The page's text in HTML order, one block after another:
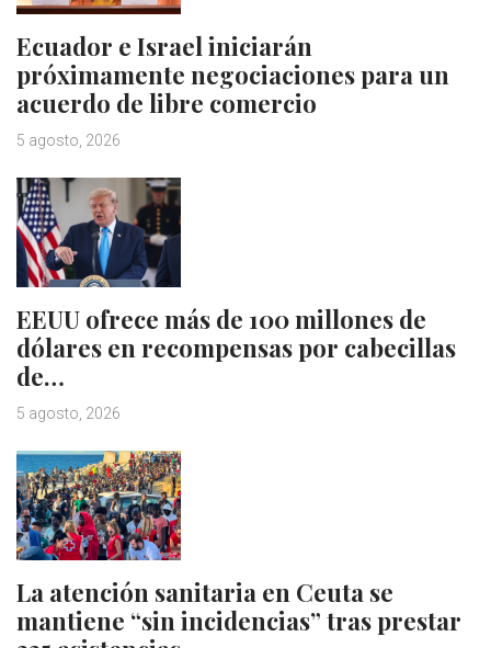
Ecuador e Israel iniciarán
próximamente negociaciones para un
acuerdo de libre comercio
5 agosto, 2026
EEUU ofrece más de 100 millones de
dólares en recompensas por cabecillas
de…
5 agosto, 2026
La atención sanitaria en Ceuta se
mantiene “sin incidencias” tras prestar